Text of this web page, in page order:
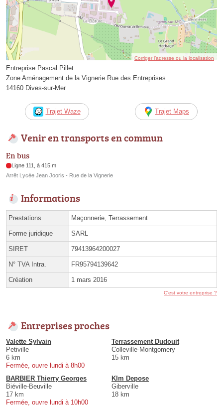
Corriger l’adresse ou la localisation
Entreprise Pascal Pillet
Zone Aménagement de la Vignerie Rue des Entreprises
14160 Dives-sur-Mer
Trajet Waze Trajet Maps
Venir en transports en commun
En bus
Ligne 111, à 415 m
Arrêt Lycée Jean Jooris - Rue de la Vignerie
Informations
Prestations Maçonnerie, Terrassement
Forme juridique SARL
SIRET 79413964200027
N° TVA Intra. FR95794139642
Création 1 mars 2016
C'est votre entreprise ?
Entreprises proches
Valette Sylvain
Petiville
6 km
Fermée, ouvre lundi à 8h00
Terrassement Dudouit
Colleville-Montgomery
15 km
BARBIER Thierry Georges
Biéville-Beuville
17 km
Fermée, ouvre lundi à 10h00
Klm Depose
Giberville
18 km